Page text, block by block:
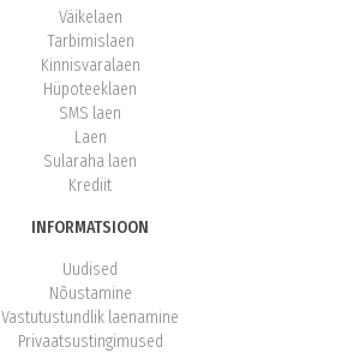
Väikelaen
Tarbimislaen
Kinnisvaralaen
Hüpoteeklaen
SMS laen
Laen
Sularaha laen
Krediit
INFORMATSIOON
Uudised
Nõustamine
Vastutustundlik laenamine
Privaatsustingimused